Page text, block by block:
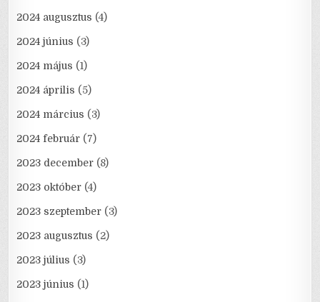
2024 augusztus (4)
2024 június (3)
2024 május (1)
2024 április (5)
2024 március (3)
2024 február (7)
2023 december (8)
2023 október (4)
2023 szeptember (3)
2023 augusztus (2)
2023 július (3)
2023 június (1)